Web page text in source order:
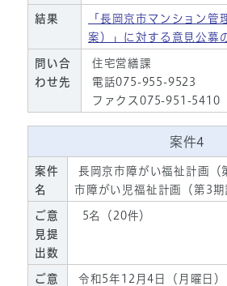
結果
「長岡京市マンション管
案）」に対する意見公募
問い合
わせ先
住宅営繕課
電話075-955-9523
ファクス075-951-5410
案件4
案件
名
長岡京市障がい福祉計画（
市障がい児福祉計画（第3期
ご意
見提
出数
5名（20件）
ご意
令和5年12月4日（月曜日